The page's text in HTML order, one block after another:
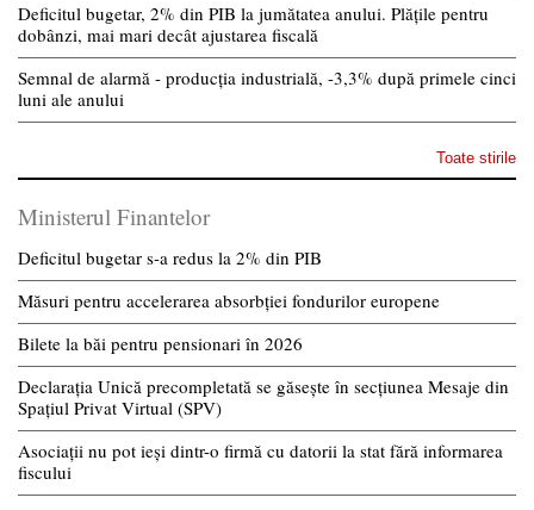
Deficitul bugetar, 2% din PIB la jumătatea anului. Plățile pentru
dobânzi, mai mari decât ajustarea fiscală
Semnal de alarmă - producția industrială, -3,3% după primele cinci
luni ale anului
Toate stirile
Ministerul Finantelor
Deficitul bugetar s-a redus la 2% din PIB
Măsuri pentru accelerarea absorbției fondurilor europene
Bilete la băi pentru pensionari în 2026
Declarația Unică precompletată se găsește în secțiunea Mesaje din
Spațiul Privat Virtual (SPV)
Asociații nu pot ieși dintr-o firmă cu datorii la stat fără informarea
fiscului